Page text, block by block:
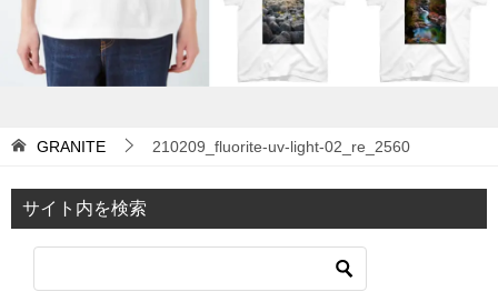
GRANITE 210209_fluorite-uv-light-02_re_2560
サイト内を検索